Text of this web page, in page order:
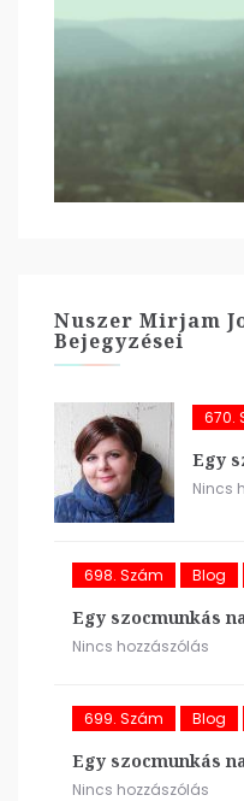
Nuszer Mirjam
Bejegyzései
670.
Egy
Nincs
698. Szám Blog
Egy szocmunkás
Nincs hozzászólás
699. Szám Blog
Egy szocmunkás
Nincs hozzászólás